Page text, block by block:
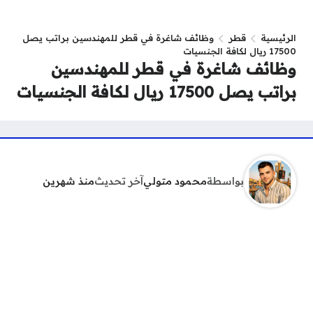
الرئيسية قطر
وظائف شاغرة في قطر للمهندسين براتب يصل
17500 ريال لكافة الجنسيات
وظائف شاغرة في قطر للمهندسين
براتب يصل 17500 ريال لكافة الجنسيات
بواسطةمحمود متوليآخر تحديثمنذ شهرين